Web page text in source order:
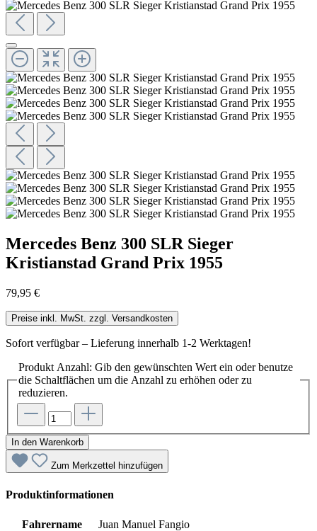
Mercedes Benz 300 SLR Sieger
Kristianstad Grand Prix 1955
79,95 €
Preise inkl. MwSt. zzgl. Versandkosten
Sofort verfügbar – Lieferung innerhalb 1-2 Werktagen!
Produkt Anzahl: Gib den gewünschten Wert ein oder benutze
die Schaltflächen um die Anzahl zu erhöhen oder zu
reduzieren.
In den Warenkorb
Zum Merkzettel hinzufügen
Produktinformationen
Fahrername
Juan Manuel Fangio